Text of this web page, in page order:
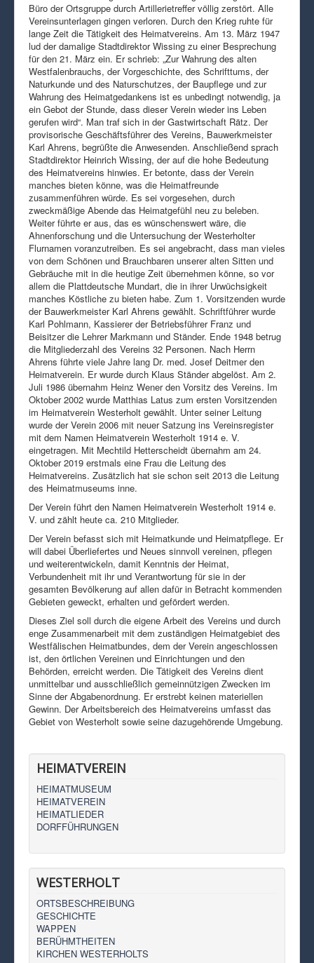
Büro der Ortsgruppe durch Artillerietreffer völlig zerstört. Alle
Vereinsunterlagen gingen verloren. Durch den Krieg ruhte für
lange Zeit die Tätigkeit des Heimatvereins. Am 13. März 1947
lud der damalige Stadtdirektor Wissing zu einer Besprechung
für den 21. März ein. Er schrieb: „Zur Wahrung des alten
Westfalenbrauchs, der Vorgeschichte, des Schrifttums, der
Naturkunde und des Naturschutzes, der Baupflege und zur
Wahrung des Heimatgedankens ist es unbedingt notwendig, ja
ein Gebot der Stunde, dass dieser Verein wieder ins Leben
gerufen wird“. Man traf sich in der Gastwirtschaft Rätz. Der
provisorische Geschäftsführer des Vereins, Bauwerkmeister
Karl Ahrens, begrüßte die Anwesenden. Anschließend sprach
Stadtdirektor Heinrich Wissing, der auf die hohe Bedeutung
des Heimatvereins hinwies. Er betonte, dass der Verein
manches bieten könne, was die Heimatfreunde
zusammenführen würde. Es sei vorgesehen, durch
zweckmäßige Abende das Heimatgefühl neu zu beleben.
Weiter führte er aus, das es wünschenswert wäre, die
Ahnenforschung und die Untersuchung der Westerholter
Flurnamen voranzutreiben. Es sei angebracht, dass man vieles
von dem Schönen und Brauchbaren unserer alten Sitten und
Gebräuche mit in die heutige Zeit übernehmen könne, so vor
allem die Plattdeutsche Mundart, die in ihrer Urwüchsigkeit
manches Köstliche zu bieten habe. Zum 1. Vorsitzenden wurde
der Bauwerkmeister Karl Ahrens gewählt. Schriftführer wurde
Karl Pohlmann, Kassierer der Betriebsführer Franz und
Beisitzer die Lehrer Markmann und Ständer. Ende 1948 betrug
die Mitgliederzahl des Vereins 32 Personen. Nach Herrn
Ahrens führte viele Jahre lang Dr. med. Josef Deitmer den
Heimatverein. Er wurde durch Klaus Ständer abgelöst. Am 2.
Juli 1986 übernahm Heinz Wener den Vorsitz des Vereins. Im
Oktober 2002 wurde Matthias Latus zum ersten Vorsitzenden
im Heimatverein Westerholt gewählt. Unter seiner Leitung
wurde der Verein 2006 mit neuer Satzung ins Vereinsregister
mit dem Namen Heimatverein Westerholt 1914 e. V.
eingetragen. Mit Mechtild Hetterscheidt übernahm am 24.
Oktober 2019 erstmals eine Frau die Leitung des
Heimatvereins. Zusätzlich hat sie schon seit 2013 die Leitung
des Heimatmuseums inne.
Der Verein führt den Namen Heimatverein Westerholt 1914 e.
V. und zählt heute ca. 210 Mitglieder.
Der Verein befasst sich mit Heimatkunde und Heimatpflege. Er
will dabei Überliefertes und Neues sinnvoll vereinen, pflegen
und weiterentwickeln, damit Kenntnis der Heimat,
Verbundenheit mit ihr und Verantwortung für sie in der
gesamten Bevölkerung auf allen dafür in Betracht kommenden
Gebieten geweckt, erhalten und gefördert werden.
Dieses Ziel soll durch die eigene Arbeit des Vereins und durch
enge Zusammenarbeit mit dem zuständigen Heimatgebiet des
Westfälischen Heimatbundes, dem der Verein angeschlossen
ist, den örtlichen Vereinen und Einrichtungen und den
Behörden, erreicht werden. Die Tätigkeit des Vereins dient
unmittelbar und ausschließlich gemeinnützigen Zwecken im
Sinne der Abgabenordnung. Er erstrebt keinen materiellen
Gewinn. Der Arbeitsbereich des Heimatvereins umfasst das
Gebiet von Westerholt sowie seine dazugehörende Umgebung.
HEIMATVEREIN
HEIMATMUSEUM
HEIMATVEREIN
HEIMATLIEDER
DORFFÜHRUNGEN
WESTERHOLT
ORTSBESCHREIBUNG
GESCHICHTE
WAPPEN
BERÜHMTHEITEN
KIRCHEN WESTERHOLTS